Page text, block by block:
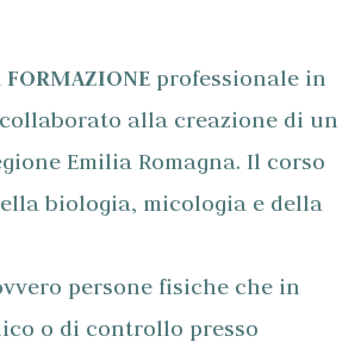
FORMAZIONE professionale in
alla creazione di un
Emilia Romagna. Il corso
biologia, micologia e della
persone fisiche che in
o di controllo presso